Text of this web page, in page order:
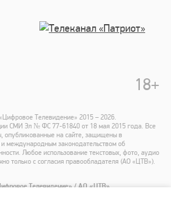
Телевидение» 2015 – 2026.
СМИ Эл № ФС 77-61840 от 18 мая 2015 года. Все
опубликованные на сайте, защищены в
и международным законодательством об
Любое использование текстовых, фото, аудио
только с согласия правообладателя (АО «ЦТВ»).
Телевидение» / АО «ЦТВ»
18+